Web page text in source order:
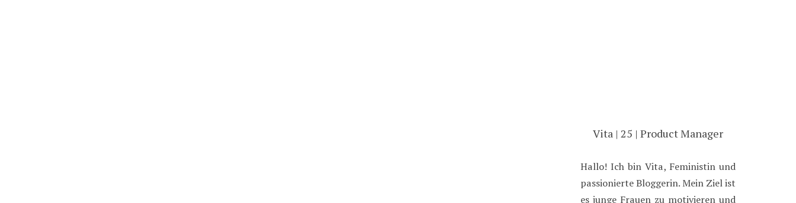
Vita | 25 | Product Manager
Hallo! Ich bin Vita, Feministin und
passionierte Bloggerin. Mein Ziel ist
es junge Frauen zu motivieren und